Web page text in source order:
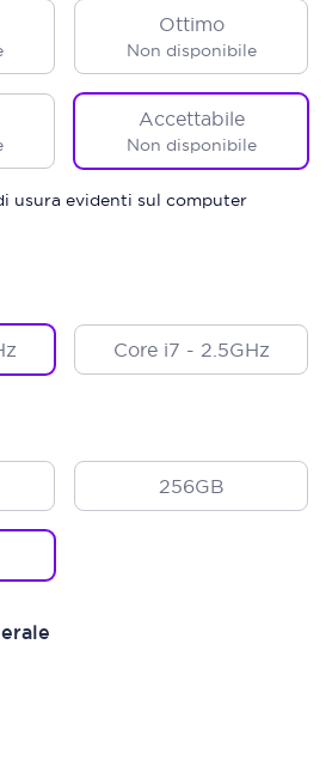
Ottimo
Non disponibile
Accettabile
Non disponibile
usura evidenti sul computer
Core i7 - 2.5GHz
256GB